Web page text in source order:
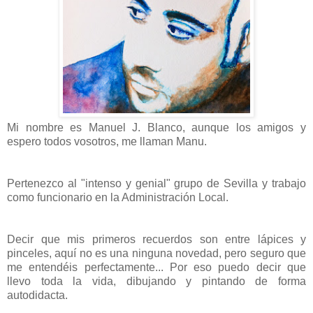
Mi nombre es Manuel J. Blanco, aunque los amigos y
espero todos vosotros, me llaman Manu.
Pertenezco al "intenso y genial" grupo de Sevilla y trabajo
como funcionario en la Administración Local.
Decir que mis primeros recuerdos son entre lápices y
pinceles, aquí no es una ninguna novedad, pero seguro que
me entendéis perfectamente... Por eso puedo decir que
llevo toda la vida, dibujando y pintando de forma
autodidacta.